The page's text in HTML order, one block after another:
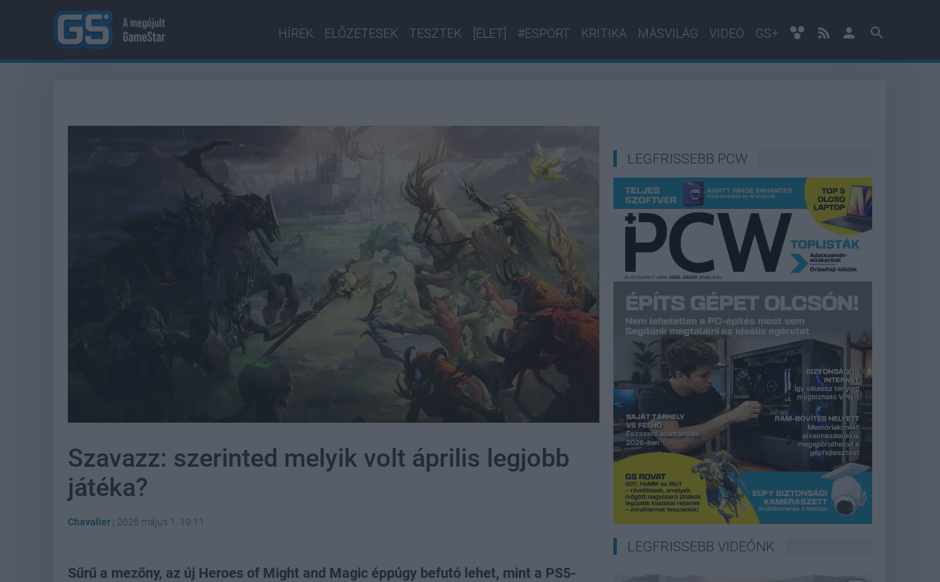
HÍREK ELŐZETESEK TESZTEK [ÉLET] #ESPORT KRITIKA MÁSVILÁG VIDEÓ GS+
Szavazz: szerinted melyik volt április legjobb
játéka?
Chavalier | 2026 május 1. 19:11
Sűrű a mezőny, az új Heroes of Might and Magic éppúgy befutó lehet, mint a PS5-
LEGFRISSEBB PCW
LEGFRISSEBB VIDEÓNK